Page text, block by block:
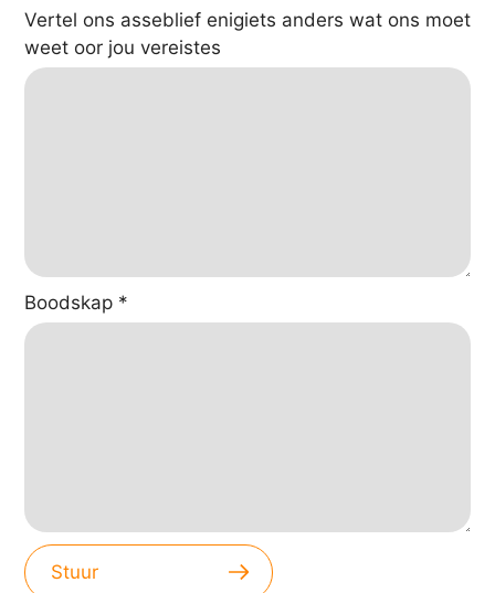
Vertel ons asseblief enigiets anders wat ons moet
weet oor jou vereistes
Boodskap *
Stuur